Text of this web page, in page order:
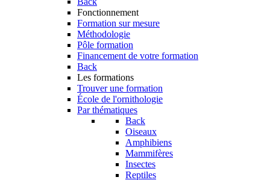
Fonctionnement
Formation sur mesure
Méthodologie
Pôle formation
Financement de votre formation
Back
Les formations
Trouver une formation
École de l'ornithologie
Par thématiques
Back
Oiseaux
Amphibiens
Mammifères
Insectes
Reptiles